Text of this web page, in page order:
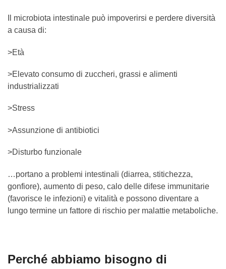
Il microbiota intestinale può impoverirsi e perdere diversità
a causa di:
>Età
>Elevato consumo di zuccheri, grassi e alimenti
industrializzati
>Stress
>Assunzione di antibiotici
>Disturbo funzionale
…portano a problemi intestinali (diarrea, stitichezza,
gonfiore), aumento di peso, calo delle difese immunitarie
(favorisce le infezioni) e vitalità e possono diventare a
lungo termine un fattore di rischio per malattie metaboliche.
Perché abbiamo bisogno di